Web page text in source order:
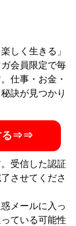
ュージカル、舞
しく生きる」
会員限定で毎
仕事・お金・
訣が見つかり
る⇒⇒
受信した認証
させてくださ
メールに入っ
ている可能性